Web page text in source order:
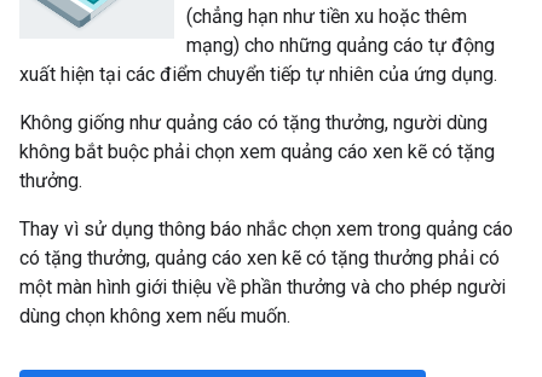
(chẳng hạn như tiền xu hoặc thêm
mạng) cho những quảng cáo tự động
xuất hiện tại các điểm chuyển tiếp tự nhiên của ứng dụng.
Không giống như quảng cáo có tặng thưởng, người dùng
không bắt buộc phải chọn xem quảng cáo xen kẽ có tặng
thưởng.
Thay vì sử dụng thông báo nhắc chọn xem trong quảng cáo
có tặng thưởng, quảng cáo xen kẽ có tặng thưởng phải có
một màn hình giới thiệu về phần thưởng và cho phép người
dùng chọn không xem nếu muốn.